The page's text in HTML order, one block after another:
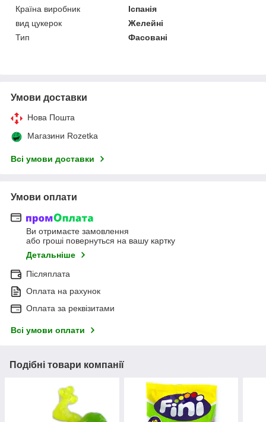
Країна виробник
Іспанія
вид цукерок
Желейні
Тип
Фасовані
Умови доставки
Нова Пошта
Магазини Rozetka
Всі умови доставки
Умови оплати
Ви отримаєте замовлення
або гроші повернуться на вашу картку
Детальніше
Післяплата
Оплата на рахунок
Оплата за реквізитами
Всі умови оплати
Подібні товари компанії